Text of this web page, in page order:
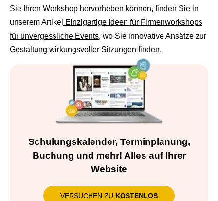
Sie Ihren Workshop hervorheben können, finden Sie in
unserem Artikel Einzigartige Ideen für Firmenworkshops
für unvergessliche Events, wo Sie innovative Ansätze zur
Gestaltung wirkungsvoller Sitzungen finden.
Schulungskalender, Terminplanung,
Buchung und mehr! Alles auf Ihrer
Website
VERSUCHEN ZU KOSTENLOS